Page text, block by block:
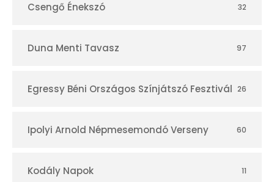
Csengő Énekszó 32
Duna Menti Tavasz 97
Egressy Béni Országos Színjátszó Fesztivál 26
Ipolyi Arnold Népmesemondó Verseny 60
Kodály Napok 11